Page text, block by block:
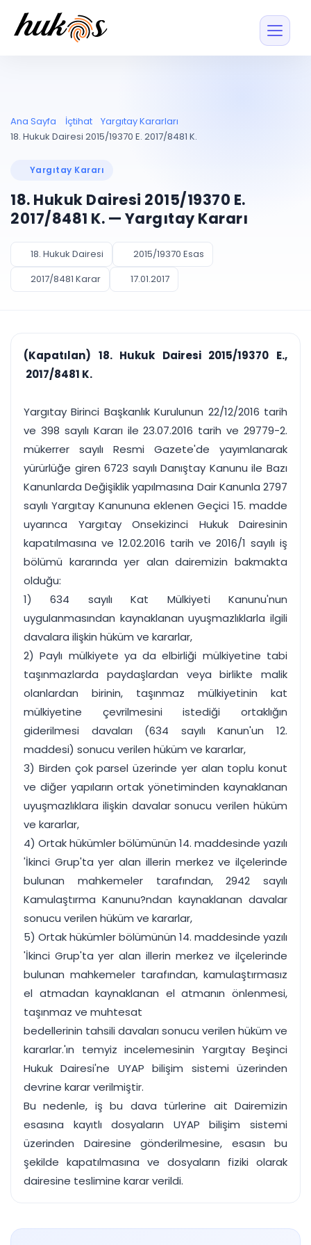
Entegrasyonu
UYAP ile otomatik
UYAP Evrak
Entegrasyonu
UETS Entegrasyonu
Tebligatları anında
Müvekkil ve taraf
Vekalet
PLANLAMA & TAKİP
Pano ve Takip
Duruşma ve görev
takvimi
Hatırlatma ve
AKILLI & FİNANS
takibi
Tek panelde uçtan uca yönetim
UYAP & UETS entegrasyonundan finansa, hepsi bir arada.
Tüm özellikleri inceleyin Ücretsiz Başlayın
Blog
Ücretsiz Başlayın Giriş Yap
Ana Sayfa İçtihat
Yargıtay Kararları
18. Hukuk Dairesi 2015/19370 E. 2017/8481 K.
Yargıtay Kararı
18. Hukuk Dairesi 2015/19370 E.
2017/8481 K. — Yargıtay Kararı
18. Hukuk Dairesi
2015/19370 Esas
2017/8481 Karar
17.01.2017
(Kapatılan) 18. Hukuk Dairesi 2015/19370 E.,
2017/8481 K.
Yargıtay Birinci Başkanlık Kurulunun 22/12/2016 tarih
ve 398 sayılı Kararı ile 23.07.2016 tarih ve 29779-2.
mükerrer sayılı Resmi Gazete'de yayımlanarak
yürürlüğe giren 6723 sayılı Danıştay Kanunu ile Bazı
Kanunlarda Değişiklik yapılmasına Dair Kanunla 2797
sayılı Yargıtay Kanununa eklenen Geçici 15. madde
uyarınca Yargıtay Onsekizinci Hukuk Dairesinin
kapatılmasına ve 12.02.2016 tarih ve 2016/1 sayılı iş
bölümü kararında yer alan dairemizin bakmakta
olduğu:
1) 634 sayılı Kat Mülkiyeti Kanunu'nun
uygulanmasından kaynaklanan uyuşmazlıklarla ilgili
davalara ilişkin hüküm ve kararlar,
2) Paylı mülkiyete ya da elbirliği mülkiyetine tabi
taşınmazlarda paydaşlardan veya birlikte malik
olanlardan birinin, taşınmaz mülkiyetinin kat
mülkiyetine çevrilmesini istediği ortaklığın
giderilmesi davaları (634 sayılı Kanun'un 12.
maddesi) sonucu verilen hüküm ve kararlar,
3) Birden çok parsel üzerinde yer alan toplu konut
ve diğer yapıların ortak yönetiminden kaynaklanan
uyuşmazlıklara ilişkin davalar sonucu verilen hüküm
ve kararlar,
4) Ortak hükümler bölümünün 14. maddesinde yazılı
'İkinci Grup'ta yer alan illerin merkez ve ilçelerinde
bulunan mahkemeler tarafından, 2942 sayılı
Kamulaştırma Kanunu?ndan kaynaklanan davalar
sonucu verilen hüküm ve kararlar,
5) Ortak hükümler bölümünün 14. maddesinde yazılı
'İkinci Grup'ta yer alan illerin merkez ve ilçelerinde
bulunan mahkemeler tarafından, kamulaştırmasız
el atmadan kaynaklanan el atmanın önlenmesi,
taşınmaz ve muhtesat
bedellerinin tahsili davaları sonucu verilen hüküm ve
kararlar.'ın temyiz incelemesinin Yargıtay Beşinci
Hukuk Dairesi'ne UYAP bilişim sistemi üzerinden
devrine karar verilmiştir.
Bu nedenle, iş bu dava türlerine ait Dairemizin
esasına kayıtlı dosyaların UYAP bilişim sistemi
üzerinden Dairesine gönderilmesine, esasın bu
şekilde kapatılmasına ve dosyaların fiziki olarak
dairesine teslimine karar verildi.